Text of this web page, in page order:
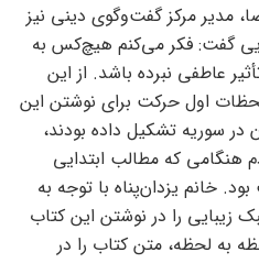
مدیر مرکز گفت‌وگوی دینی نیز
گفت: فکر می‌کنم هیچ‌کس به
عاطفی نبرده باشد. از این
اول حرکت برای نوشتن این
سوریه تشکیل داده بودند،
هنگامی که مطالب ابتدایی
خانم یزدان‌پناه با توجه به
زیبایی را در نوشتن این کتاب
به لحظه، متن کتاب را در